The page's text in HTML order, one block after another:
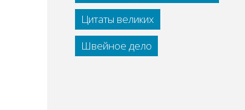
Цитаты великих
Швейное дело